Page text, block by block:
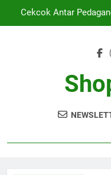
Banjir Landa
Cekcok Antar
Banjir Landa